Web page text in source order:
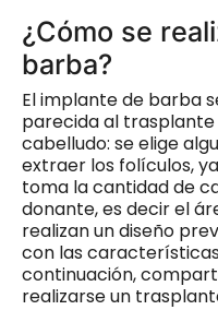
¿Cómo se
barba?
El implante de barba
parecida al
cabelludo: se elige
extraer los folículos, ya
toma la cantidad de
donante, es decir el
realizan undiseño
con las
continuación,
realizarse un